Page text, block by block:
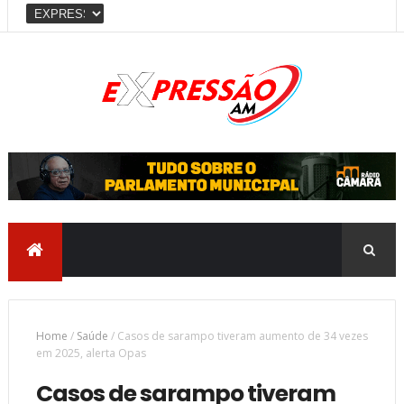
Home / Saúde / Casos de sarampo tiveram aumento de 34 vezes
em 2025, alerta Opas
Casos de sarampo tiveram